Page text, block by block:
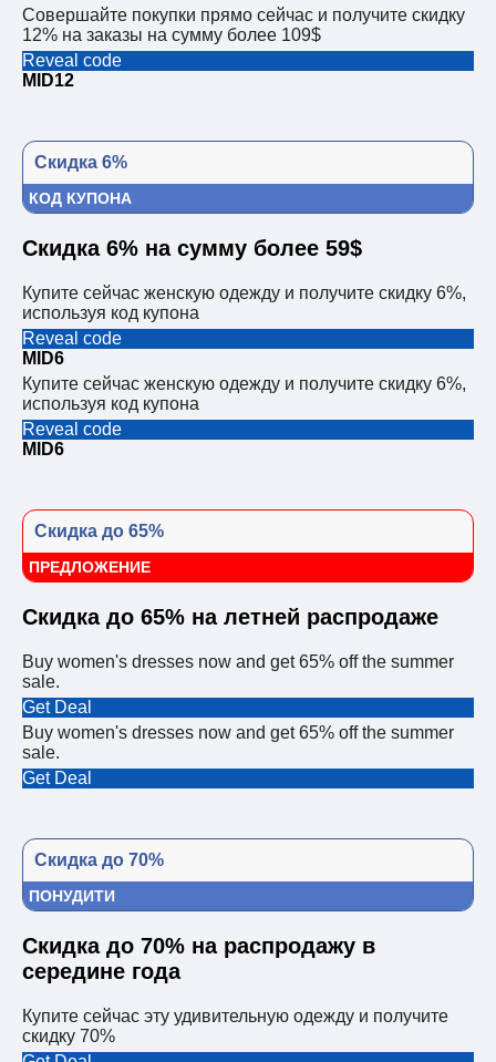
Совершайте покупки прямо сейчас и получите скидку
12% на заказы на сумму более 109$
Reveal code
MID12
Скидка 6%
КОД КУПОНА
Скидка 6% на сумму более 59$
Купите сейчас женскую одежду и получите скидку 6%,
используя код купона
Reveal code
MID6
Купите сейчас женскую одежду и получите скидку 6%,
используя код купона
Reveal code
MID6
Скидка до 65%
ПРЕДЛОЖЕНИЕ
Скидка до 65% на летней распродаже
Buy women's dresses now and get 65% off the summer
sale.
Get Deal
Buy women's dresses now and get 65% off the summer
sale.
Get Deal
Скидка до 70%
ПОНУДИТИ
Скидка до 70% на распродажу в
середине года
Купите сейчас эту удивительную одежду и получите
скидку 70%